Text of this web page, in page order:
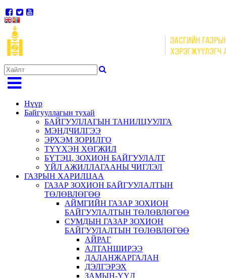
Нүүр
Байгууллагын тухай
БАЙГУУЛЛАГЫН ТАНИЛЦУУЛГА
МЭНДЧИЛГЭЭ
ЭРХЭМ ЗОРИЛГО
ТҮҮХЭН ХӨГЖИЛ
БҮТЭЦ, ЗОХИОН БАЙГУУЛАЛТ
ҮЙЛ АЖИЛЛАГААНЫ ЧИГЛЭЛ
ГАЗРЫН ХАРИЛЦАА
ГАЗАР ЗОХИОН БАЙГУУЛАЛТЫН
ТӨЛӨВЛӨГӨӨ
АЙМГИЙН ГАЗАР ЗОХИОН
БАЙГУУЛАЛТЫН ТӨЛӨВЛӨГӨӨ
СУМДЫН ГАЗАР ЗОХИОН
БАЙГУУЛАЛТЫН ТӨЛӨВЛӨГӨӨ
АЙРАГ
АЛТАНШИРЭЭ
ДАЛАНЖАРГАЛАН
ДЭЛГЭРЭХ
ЗАМЫН-ҮҮД